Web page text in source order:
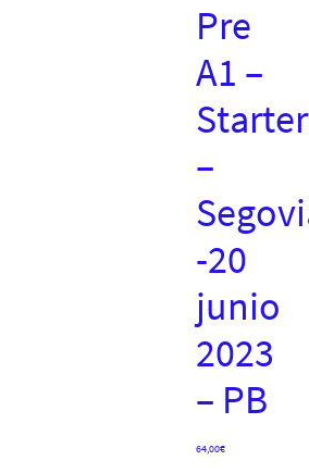
Pre
A1 –
–
-20
junio
2023
– PB
64,00€